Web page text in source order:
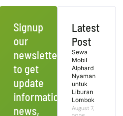
Signup
our
newsletter
to get
update
information,
news,
Latest
Post
Sewa
Mobil
Alphard
Nyaman
untuk
Liburan
Lombok
August 7,